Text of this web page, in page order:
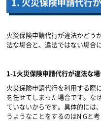
火災保険申請代行が違法かどう
法な場合と、違法ではない場合
1-1火災保険申請代行が違法な
火災保険申請代行を利用する際
を任せてしまった場合です。な
ていないからです。具体的には
うようなことをするのはN Gと